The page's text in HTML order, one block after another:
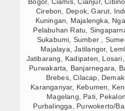
Cirebon, Depok, Garut,
Kuningan, Majalengka,
Pelabuhan Ratu,
Sukabumi, Sumber ,
Majalaya, Jatilangor,
Jatibarang, Kadipaten,
Purwakarta, Banjarnegara,
Brebes, Cilacap,
Karanganyar, Kebumen,
Magelang, Pati,
Purbalingga, Purwokerto/